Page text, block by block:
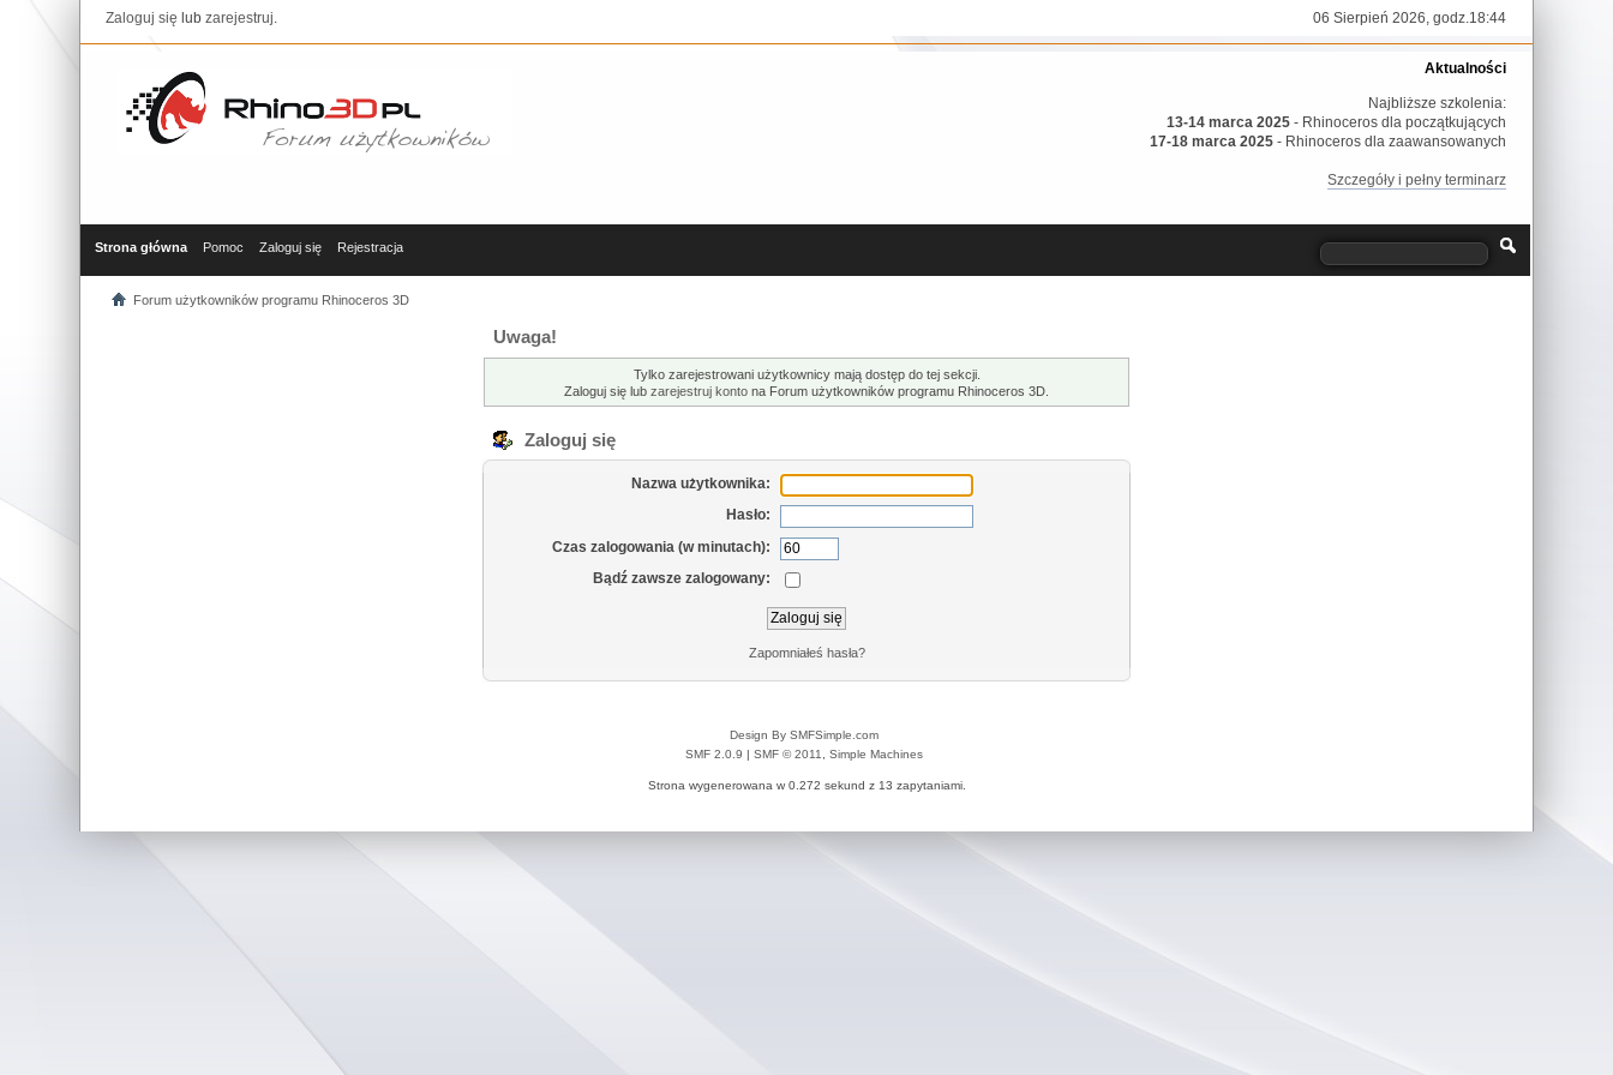
Zaloguj się lubzarejestruj. 06 Sierpień 2026, godz.18:44
Aktualności
Najbliższe szkolenia:
13-14 marca 2025 - Rhinoceros dla początkujących
17-18 marca 2025 - Rhinoceros dla zaawansowanych
Szczegóły i pełny terminarz
Strona główna Pomoc Zaloguj się Rejestracja
Forum użytkowników programu Rhinoceros 3D
Uwaga!
Tylko zarejestrowani użytkownicy mają dostęp do tej sekcji.
Zaloguj się lub zarejestruj konto na Forum użytkowników programu Rhinoceros 3D.
Zaloguj się
Nazwa użytkownika:
Hasło:
Czas zalogowania (w minutach):
Bądź zawsze zalogowany:
Zapomniałeś hasła?
Design By SMFSimple.com
SMF 2.0.9
SMF © 2011, Simple Machines
Strona wygenerowana w 0.272 sekund z 13 zapytaniami.